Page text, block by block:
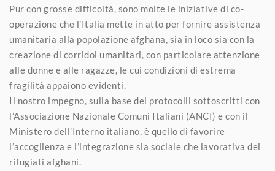
Pur con grosse difficoltà, sono molte le iniziative di co-
operazione che l’Italia mette in atto per fornire assistenza
umanitaria alla popolazione afghana, sia in loco sia con la
creazione di corridoi umanitari, con particolare attenzione
alle donne e alle ragazze, le cui condizioni di estrema
fragilità appaiono evidenti.
Il nostro impegno, sulla base dei protocolli sottoscritti con
l’Associazione Nazionale Comuni Italiani (ANCI) e con il
Ministero dell’Interno italiano, è quello di favorire
l’accoglienza e l’integrazione sia sociale che lavorativa dei
rifugiati afghani.